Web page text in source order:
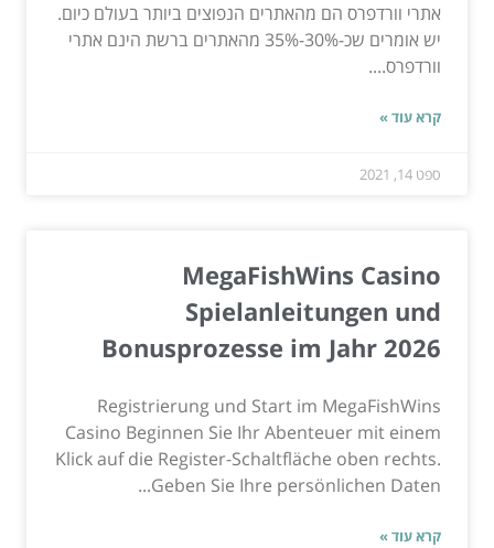
אתרי וורדפרס הם מהאתרים הנפוצים ביותר בעולם כיום.
יש אומרים שכ-30%-35% מהאתרים ברשת הינם אתרי
וורדפרס....
קרא עוד »
ספט 14, 2021
MegaFishWins Casino
Spielanleitungen und
Bonusprozesse im Jahr 2026
Registrierung und Start im MegaFishWins
Casino Beginnen Sie Ihr Abenteuer mit einem
Klick auf die Register-Schaltfläche oben rechts.
Geben Sie Ihre persönlichen Daten...
קרא עוד »